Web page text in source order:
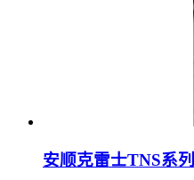
安顺克雷士TNS系